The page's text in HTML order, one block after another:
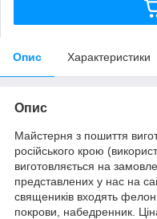
Опис Характеристики
Опис
Майстерня з пошиття
російського крою
виготовляється на
представлених у нас на
священиків входять
покрови, набедренник.